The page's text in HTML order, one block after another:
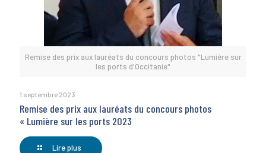
Remise des prix aux lauréats du concours photos "Lumière sur
les ports d'Occitanie"
1 septembre 2023
Remise des prix aux lauréats du concours photos
« Lumière sur les ports 2023
Lire plus